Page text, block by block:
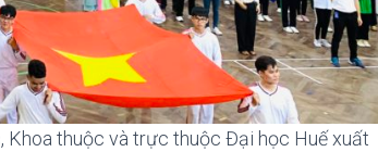
Khoa thuộc và trực thuộc Đại học Huế xuất